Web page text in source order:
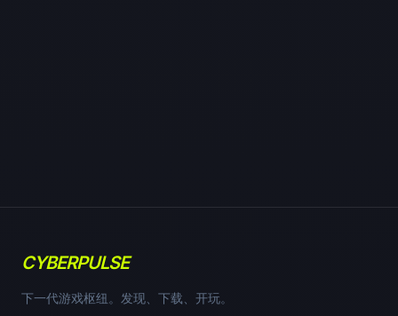
CYBERPULSE
下一代游戏枢纽。发现、下载、开玩。